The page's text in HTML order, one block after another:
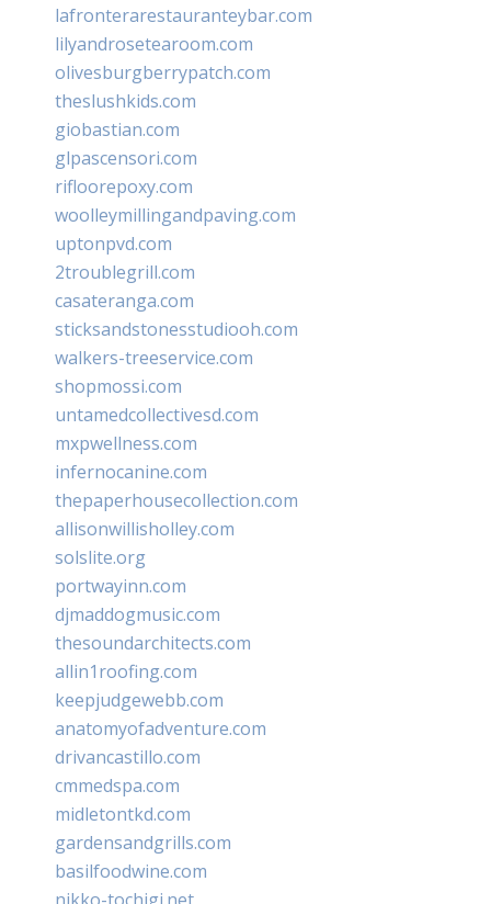
lafronterarestauranteybar.com
lilyandrosetearoom.com
olivesburgberrypatch.com
theslushkids.com
giobastian.com
glpascensori.com
rifloorepoxy.com
woolleymillingandpaving.com
uptonpvd.com
2troublegrill.com
casateranga.com
sticksandstonesstudiooh.com
walkers-treeservice.com
shopmossi.com
untamedcollectivesd.com
mxpwellness.com
infernocanine.com
thepaperhousecollection.com
allisonwillisholley.com
solslite.org
portwayinn.com
djmaddogmusic.com
thesoundarchitects.com
allin1roofing.com
keepjudgewebb.com
anatomyofadventure.com
drivancastillo.com
cmmedspa.com
midletontkd.com
gardensandgrills.com
basilfoodwine.com